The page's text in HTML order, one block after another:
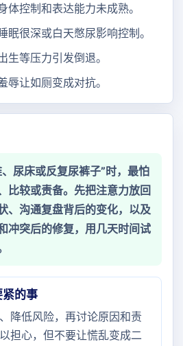
体控制和表达能力未成熟。
眠很深或白天憋尿影响控制。
生等压力引发倒退。
辱让如厕变成对抗。
尿床或反复尿裤子”时，最怕
比较或责备。先把注意力放回
、沟通复盘背后的变化，以及
冲突后的修复，用几天时间试
紧的事
降低风险，再讨论原因和责
担心，但不要让慌乱变成二